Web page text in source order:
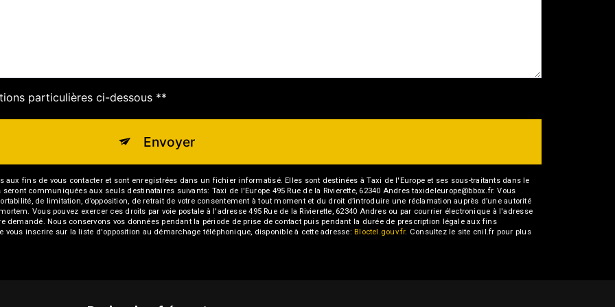
particulières ci-dessous **
Envoyer
fins de vous contacter et sont enregistrées dans un fichier informatisé. Elles sont destinées à Taxi de l'Europe et ses sous-traitants dans le
communiquées aux seuls destinataires suivants: Taxi de l'Europe 495 Rue de la Rivierette, 62340 Andres taxideleurope@bbox.fr. Vous
de limitation, d’opposition, de retrait de votre consentement à tout moment et du droit d’introduire une réclamation auprès d’une autorité
Vous pouvez exercer ces droits par voie postale à l'adresse 495 Rue de la Rivierette, 62340 Andres ou par courrier électronique à l'adresse
demandé. Nous conservons vos données pendant la période de prise de contact puis pendant la durée de prescription légale aux fins
vous inscrire sur la liste d'opposition au démarchage téléphonique, disponible à cette adresse:
Bloctel.gouv.fr. Consultez le site cnil.fr pour plus